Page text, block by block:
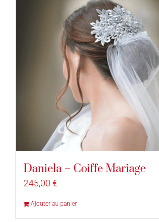
Daniela – Coiffe Mariage
245,00 €
Ajouter au panier